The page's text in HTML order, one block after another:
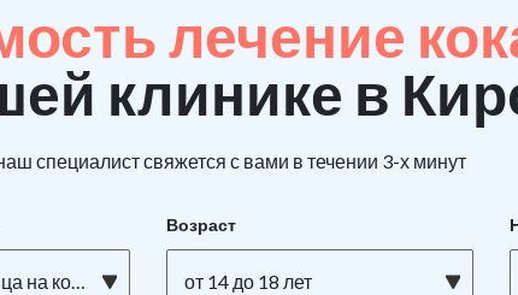
лечение
клинике в
специалист свяжется с вами в течении 3-х минут
кокаине
Возраст
от 14 до 18 лет